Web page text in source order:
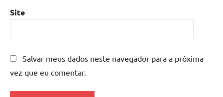
Site
Salvar meus dados neste navegador para a próxima
vez que eu comentar.